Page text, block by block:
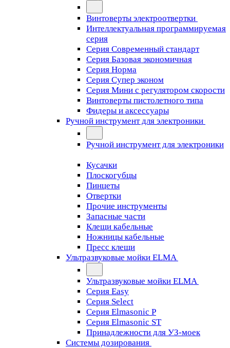
Винтоверты электроотвертки
Интеллектуальная программируемая
серия
Серия Современный стандарт
Серия Базовая экономичная
Серия Норма
Серия Cупер эконом
Серия Мини с регулятором скорости
Винтоверты пистолетного типа
Фидеры и аксессуары
Ручной инструмент для электроники
Ручной инструмент для электроники
Кусачки
Плоскогубцы
Пинцеты
Отвертки
Прочие инструменты
Запасные части
Клещи кабельные
Ножницы кабельные
Пресс клещи
Ультразвуковые мойки ELMA
Ультразвуковые мойки ELMA
Серия Easy
Серия Select
Серия Elmasonic P
Серия Elmasonic ST
Принадлежности для УЗ-моек
Системы дозирования